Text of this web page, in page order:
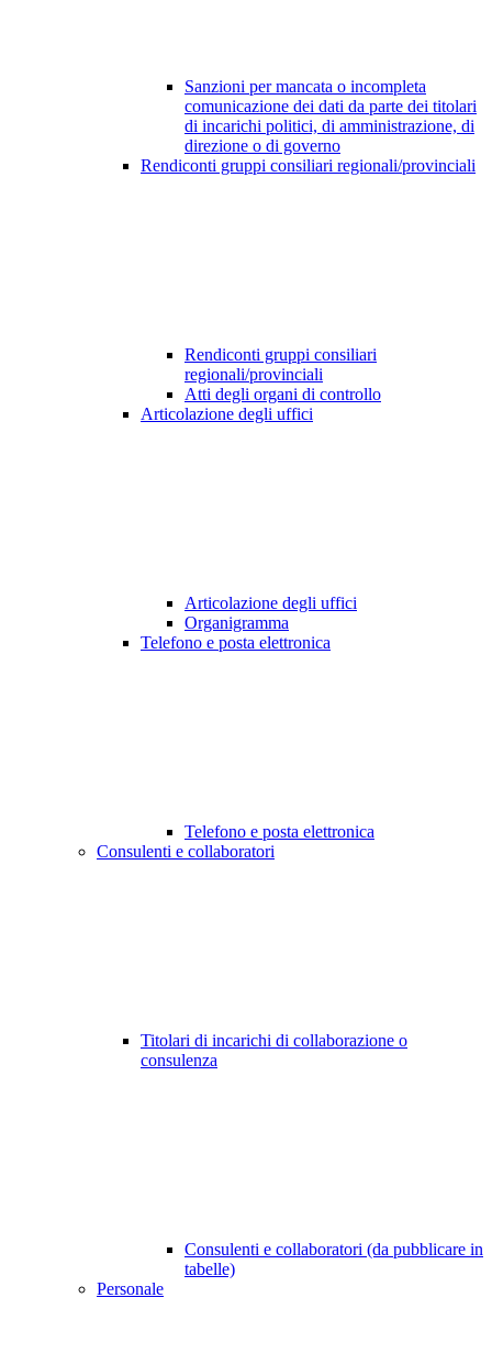
Sanzioni per mancata o incompleta
comunicazione dei dati da parte dei titolari
di incarichi politici, di amministrazione, di
direzione o di governo
Rendiconti gruppi consiliari regionali/provinciali
Rendiconti gruppi consiliari
regionali/provinciali
Atti degli organi di controllo
Articolazione degli uffici
Articolazione degli uffici
Organigramma
Telefono e posta elettronica
Telefono e posta elettronica
Consulenti e collaboratori
Titolari di incarichi di collaborazione o
consulenza
Consulenti e collaboratori (da pubblicare in
tabelle)
Personale